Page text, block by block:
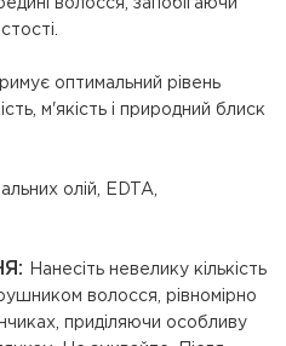
волосся, запобігаючи
оптимальний рівень
м'якість і природний блиск
олій, EDTA,
Нанесіть невелику кількість
волосся, рівномірно
приділяючи особливу